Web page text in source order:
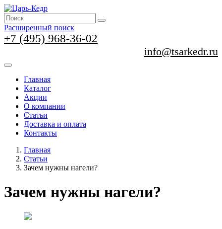
Расширенный поиск
+7 (495) 968-36-02
info@tsarkedr.ru
Главная
Каталог
Акции
О компании
Статьи
Доставка и оплата
Контакты
Главная
Статьи
Зачем нужны нагели?
Зачем нужны нагели?